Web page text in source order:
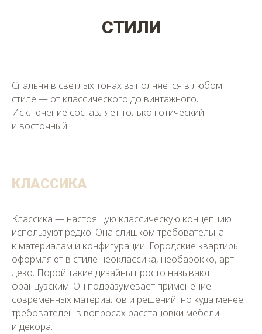
СТИЛИ
Спальня в светлых тонах выполняется в любом
стиле — от классического до винтажного.
Исключение составляет только готический
и восточный.
КЛАССИКА
Классика — настоящую классическую концепцию
используют редко. Она слишком требовательна
к материалам и конфигурации. Городские квартиры
оформляют в стиле неоклассика, необарокко, арт-
деко. Порой такие дизайны просто называют
французским. Он подразумевает применение
современных материалов и решений, но куда менее
требователен в вопросах расстановки мебели
и декора.